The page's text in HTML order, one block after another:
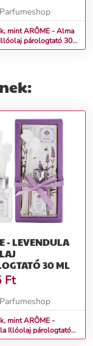
Parfumeshop
mint ARÔME - Alma
- LEVENDULA
30 ML
Ft
Parfumeshop
mint ARÔME -